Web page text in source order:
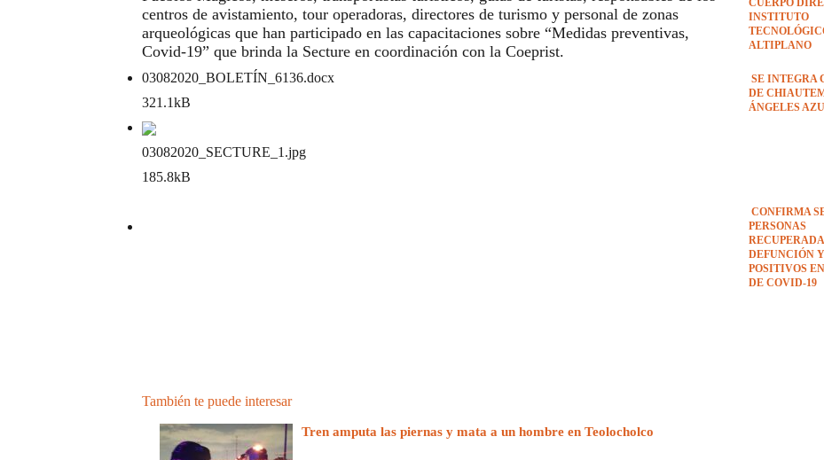
centros de avistamiento, tour operadoras, directores de turismo y personal de zonas
arqueológicas que han participado en las capacitaciones sobre “Medidas preventivas,
Covid-19” que brinda la Secture en coordinación con la Coeprist.
03082020_BOLETÍN_6136.docx
321.1kB
03082020_SECTURE_1 .jpg
185.8kB
También te puede interesar
Tren amputa las piernas y mata a un hombre en Teolocholco
CUERPO
INSTITUTO
ALTIPLANO
SE INTEGRA
DE
ÁNGELES
CONFIRMA
PERSONAS
DEFUNCIÓN
POSITIVOS
DE COVID-19